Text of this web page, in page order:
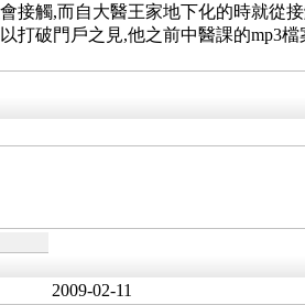
觸,而自大醫王家地下化的時就從
打破門戶之見,他之前中醫課的mp3檔
2009-02-11